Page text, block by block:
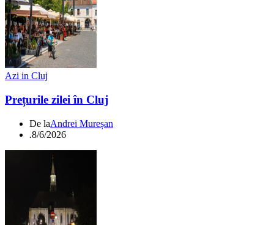
Azi in Cluj
Prețurile zilei în Cluj
De laAndrei Mureșan
.8/6/2026